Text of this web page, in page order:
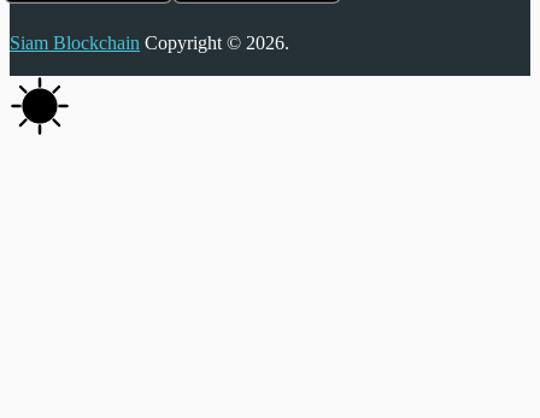
Siam Blockchain Copyright © 2026.